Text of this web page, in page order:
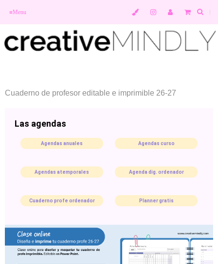
≡Menu
Cuaderno de profesor editable e imprimible 26-27
Las agendas
Agendas anuales Agendas curso
Agendas atemporales Agenda dig. ordenador
Cuaderno profe ordenador Planner gratis